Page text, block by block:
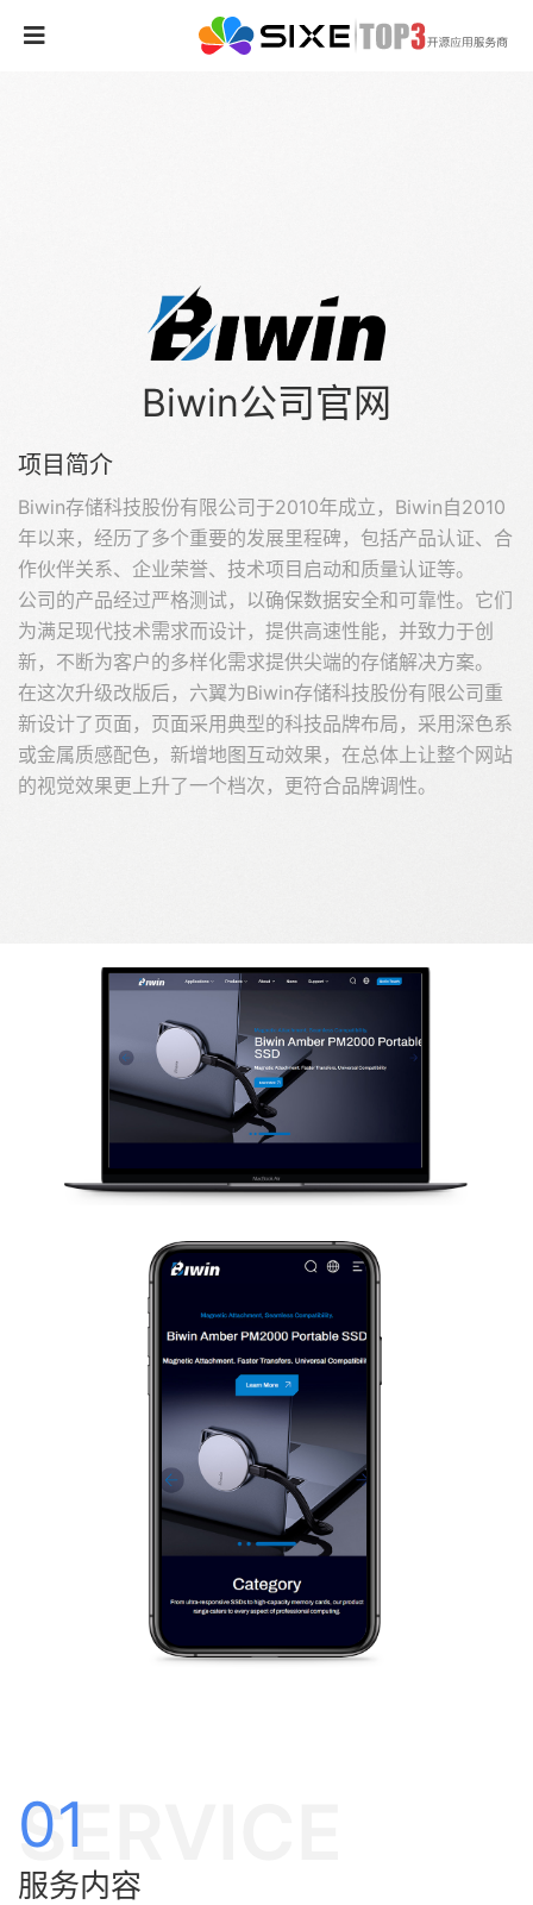
Biwin公司官网
项目简介
Biwin存储科技股份有限公司于2010年成立，Biwin自2010
年以来，经历了多个重要的发展里程碑，包括产品认证、合
作伙伴关系、企业荣誉、技术项目启动和质量认证等。
公司的产品经过严格测试，以确保数据安全和可靠性。它们
为满足现代技术需求而设计，提供高速性能，并致力于创
新，不断为客户的多样化需求提供尖端的存储解决方案。
在这次升级改版后，六翼为Biwin存储科技股份有限公司重
新设计了页面，页面采用典型的科技品牌布局，采用深色系
或金属质感配色，新增地图互动效果，在总体上让整个网站
的视觉效果更上升了一个档次，更符合品牌调性。
01
SERVICE
服务内容